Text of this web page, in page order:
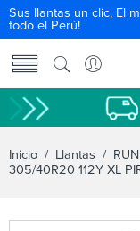
Sus llantas un clic, El
todo el Perú!
Inicio / Llantas /
305/40R20 112Y XL